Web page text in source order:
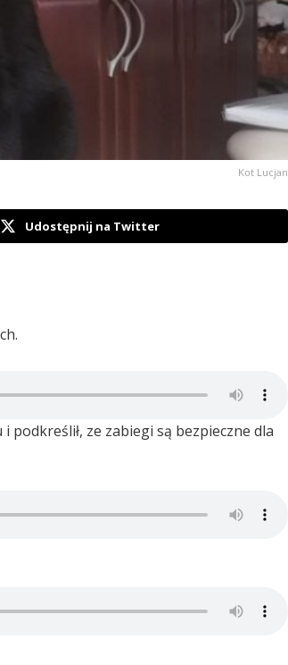
Kot Lucjan
Udostępnij na Twitter
podkreślił, ze zabiegi są bezpieczne dla